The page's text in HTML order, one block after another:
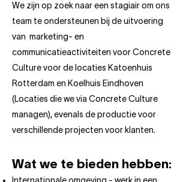
​We zijn op zoek naar een stagiair om ons
team te ondersteunen bij de uitvoering
van marketing- en
communicatieactiviteiten voor Concrete
Culture voor de locaties Katoenhuis
Rotterdam en Koelhuis Eindhoven
(Locaties die we via Concrete Culture
managen), evenals de productie voor
verschillende projecten voor klanten.
Wat we te bieden hebben: